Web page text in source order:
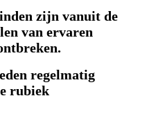
zijn vanuit de
van ervaren
regelmatig
rubiek